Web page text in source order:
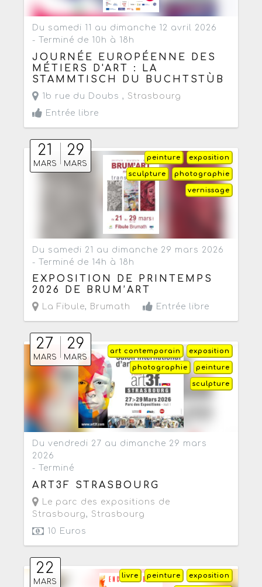
Du samedi 11 au dimanche 12 avril 2026
- Terminé de 10h à 18h
JOURNÉE EUROPÉENNE DES
MÉTIERS D'ART : LA
STAMMTISCH DU BUCHTSTÙB
1b rue du Doubs , Strasbourg
Entrée libre
21
MARS
29
MARS
exposition
peinture
photographie
sculpture
vernissage
Du samedi 21 au dimanche 29 mars 2026
- Terminé de 14h à 18h
EXPOSITION DE PRINTEMPS
2026 DE BRUM’ART
La Fibule, Brumath Entrée libre
27
MARS
29
MARS
exposition
art contemporain
peinture
photographie
sculpture
Du vendredi 27 au dimanche 29 mars
2026
- Terminé
ART3F STRASBOURG
Le parc des expositions de
Strasbourg, Strasbourg
10 Euros
22
MARS
exposition
peinture
livre